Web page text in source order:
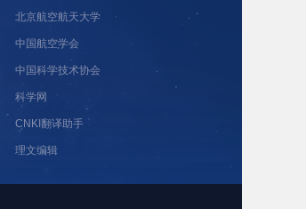
北京航空航天大学
中国航空学会
中国科学技术协会
科学网
CNKI翻译助手
理文编辑